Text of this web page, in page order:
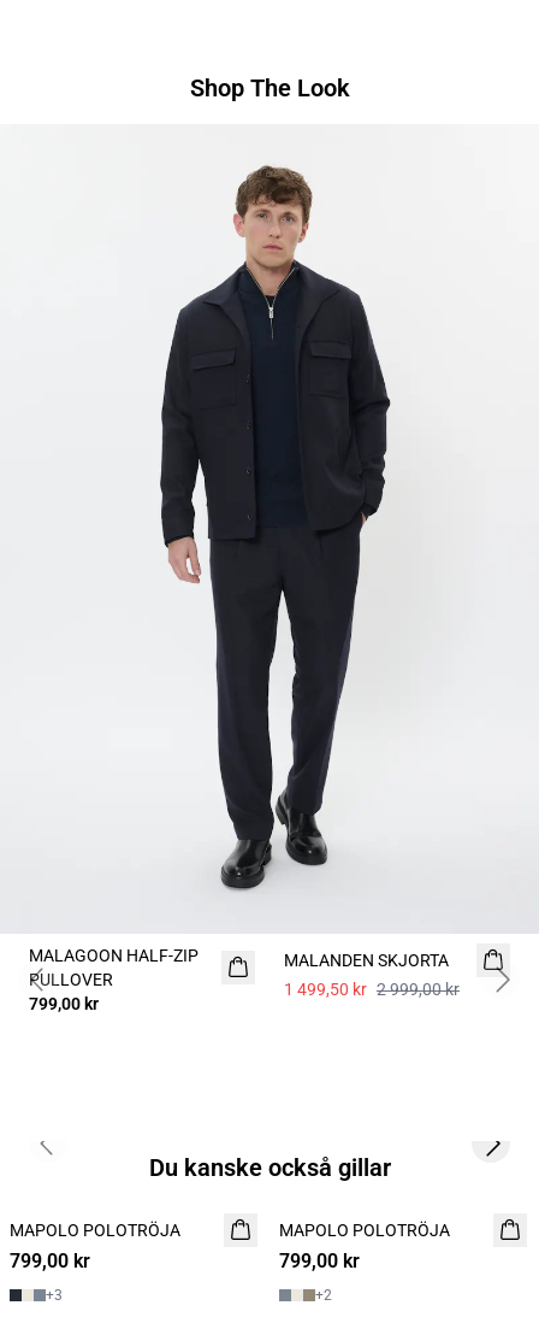
Shop The Look
NYHET
MALAGOON HALF-ZIP
PULLOVER
799,00 kr
MALANDEN SKJORTA
1 499,50 kr 2 999,00 kr
Previous slide Next
Du kanske också gillar
NYHET
2 FOR 1200
MAPOLO POLOTRÖJA
799,00 kr
+3
NYHET
2 FOR 1200
MAPOLO POLOTRÖJA
799,00 kr
+2
Previous slide Next